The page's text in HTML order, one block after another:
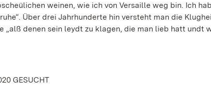
weinen, wie ich von Versaille weg bin. Ich
Über drei Jahrhunderte hin versteht man die
„alß denen sein leydt zu klagen, die man lieb hatt undt
GESUCHT